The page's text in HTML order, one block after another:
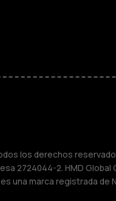
los derechos
2724044-2. HMD
una marca registrada de